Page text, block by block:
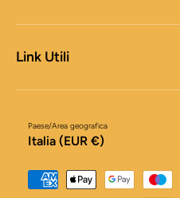
Link Utili
Paese/Area geografica
Italia (EUR €)